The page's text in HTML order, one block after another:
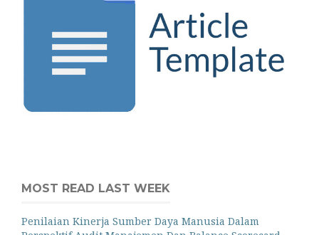
MOST READ LAST WEEK
Penilaian Kinerja Sumber Daya Manusia Dalam